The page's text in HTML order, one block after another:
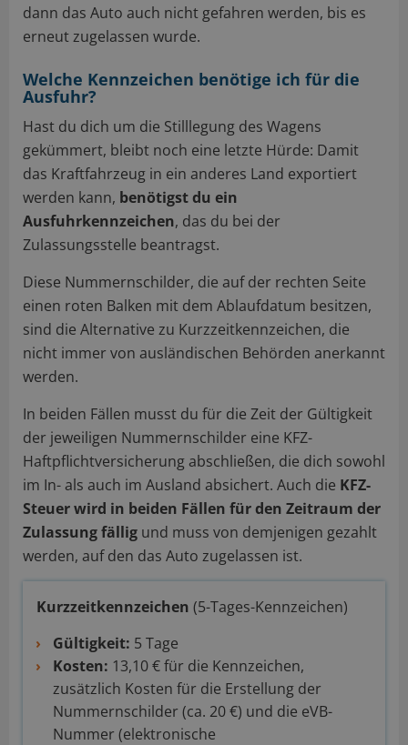
dann das Auto auch nicht gefahren werden, bis es
erneut zugelassen wurde.
Welche Kennzeichen benötige ich für die
Ausfuhr?
Hast du dich um die Stilllegung des Wagens
gekümmert, bleibt noch eine letzte Hürde: Damit
das Kraftfahrzeug in ein anderes Land exportiert
werden kann, benötigst du ein
Ausfuhrkennzeichen, das du bei der
Zulassungsstelle beantragst.
Diese Nummernschilder, die auf der rechten Seite
einen roten Balken mit dem Ablaufdatum besitzen,
sind die Alternative zu Kurzzeitkennzeichen, die
nicht immer von ausländischen Behörden anerkannt
werden.
In beiden Fällen musst du für die Zeit der Gültigkeit
der jeweiligen Nummernschilder eine KFZ-
Haftpflichtversicherung abschließen, die dich sowohl
im In- als auch im Ausland absichert. Auch die KFZ-
Steuer wird in beiden Fällen für den Zeitraum der
Zulassung fällig und muss von demjenigen gezahlt
werden, auf den das Auto zugelassen ist.
Kurzzeitkennzeichen (5-Tages-Kennzeichen)
Gültigkeit: 5 Tage
Kosten: 13,10 € für die Kennzeichen,
zusätzlich Kosten für die Erstellung der
Nummernschilder (ca. 20 €) und die eVB-
Nummer (elektronische